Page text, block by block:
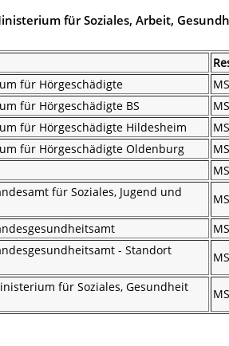
für Soziales, Arbeit,
für Hörgeschädigte
für Hörgeschädigte BS
für Hörgeschädigte Hildesheim
für Hörgeschädigte Oldenburg
für Soziales, Jugend und
- Standort
für Soziales, Gesundheit